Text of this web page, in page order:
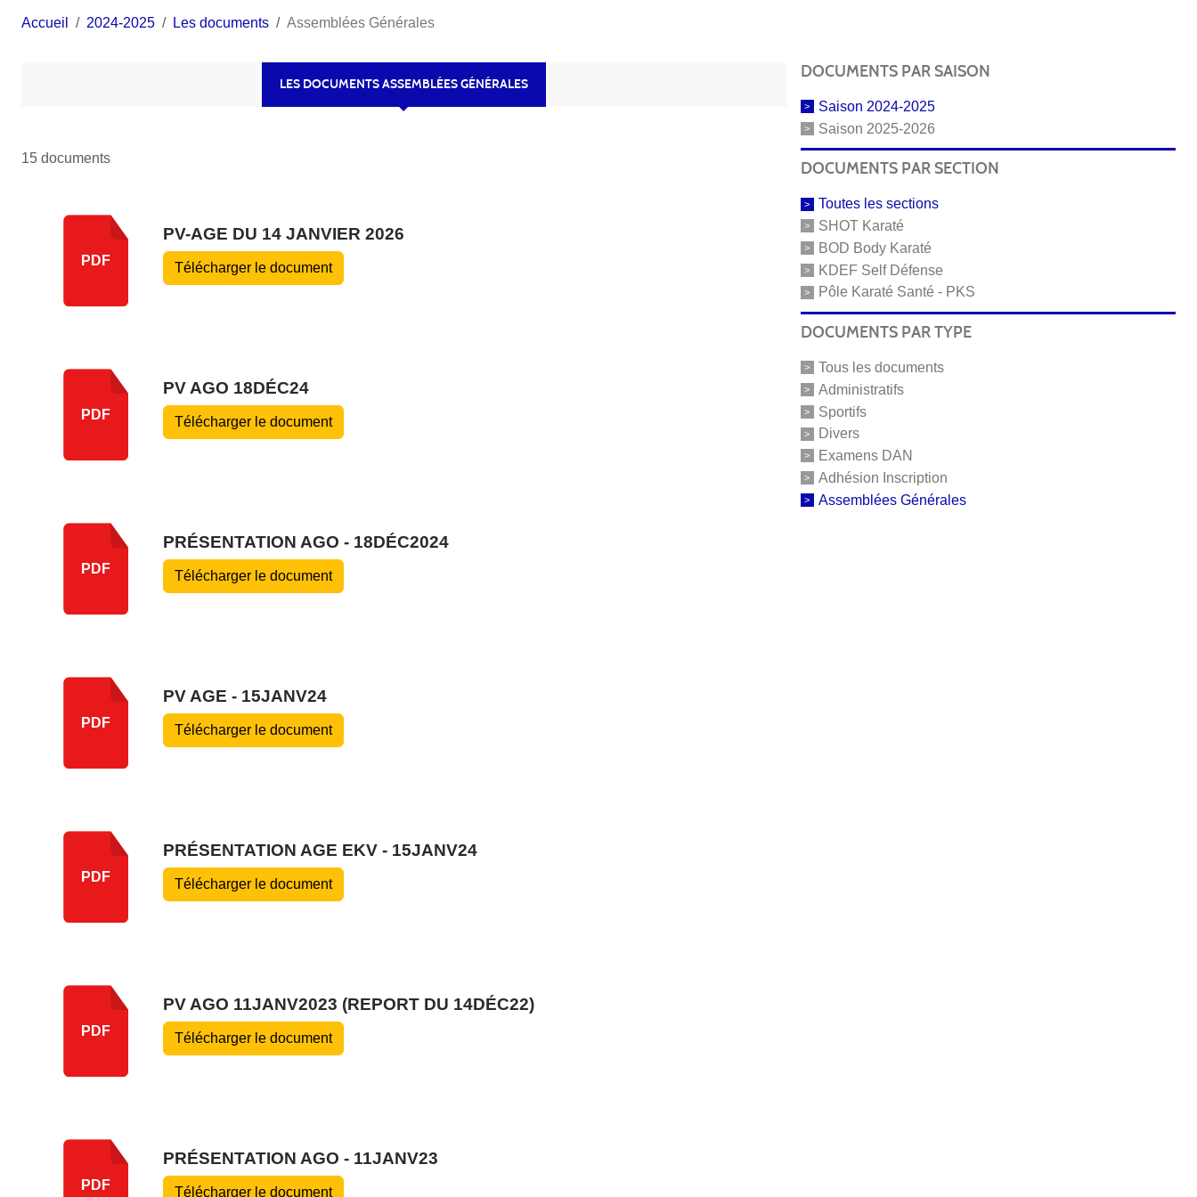
Accueil 2024-2025 Les documents Assemblées Générales
LES DOCUMENTS ASSEMBLÉES GÉNÉRALES
15 documents
PDF
PV-AGE DU 14 JANVIER 2026
Télécharger le document
PDF
PV AGO 18DÉC24
Télécharger le document
PDF
PRÉSENTATION AGO - 18DÉC2024
Télécharger le document
PDF
PV AGE - 15JANV24
Télécharger le document
PDF
PRÉSENTATION AGE EKV - 15JANV24
Télécharger le document
PDF
PV AGO 11JANV2023 (REPORT DU 14DÉC22)
Télécharger le document
PDF
PRÉSENTATION AGO - 11JANV23
Télécharger le document
DOCUMENTS PAR SAISON
Saison 2024-2025
Saison 2025-2026
DOCUMENTS PAR SECTION
Toutes les sections
SHOT Karaté
BOD Body Karaté
KDEF Self Défense
Pôle Karaté Santé - PKS
DOCUMENTS PAR TYPE
Tous les documents
Administratifs
Sportifs
Divers
Examens DAN
Adhésion Inscription
Assemblées Générales